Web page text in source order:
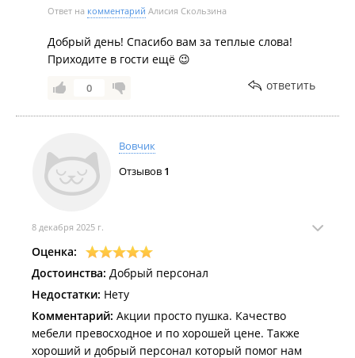
Ответ на комментарий Алисия Скользина
Добрый день! Спасибо вам за теплые слова!
Приходите в гости ещё 😉
0 ответить
Вовчик
Отзывов 1
8 декабря 2025 г.
Оценка:
Достоинства: Добрый персонал
Недостатки: Нету
Комментарий: Акции просто пушка. Качество
мебели превосходное и по хорошей цене. Также
хороший и добрый персонал который помог нам